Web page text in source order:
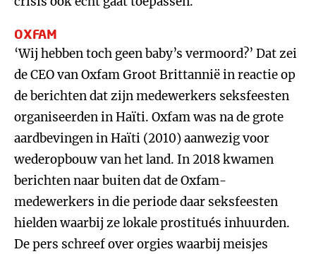
OXFAM
‘Wij hebben toch geen baby’s vermoord?’ Dat zei
de CEO van Oxfam Groot Brittannië in reactie op
de berichten dat zijn medewerkers seksfeesten
organiseerden in Haïti. Oxfam was na de grote
aardbevingen in Haïti (2010) aanwezig voor
wederopbouw van het land. In 2018 kwamen
berichten naar buiten dat de Oxfam-
medewerkers in die periode daar seksfeesten
hielden waarbij ze lokale prostitués inhuurden.
De pers schreef over orgies waarbij meisjes